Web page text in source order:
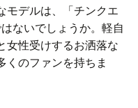
モデルは、「チンクエ
ないでしょうか。軽自
女性受けするお洒落な
くのファンを持ちま